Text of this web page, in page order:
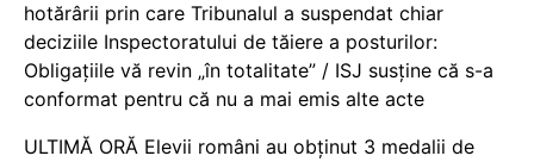
hotărârii prin care Tribunalul a suspendat chiar
deciziile Inspectoratului de tăiere a posturilor:
Obligațiile vă revin „în totalitate” / ISJ susține că s-a
conformat pentru că nu a mai emis alte acte
ULTIMĂ ORĂ Elevii români au obținut 3 medalii de